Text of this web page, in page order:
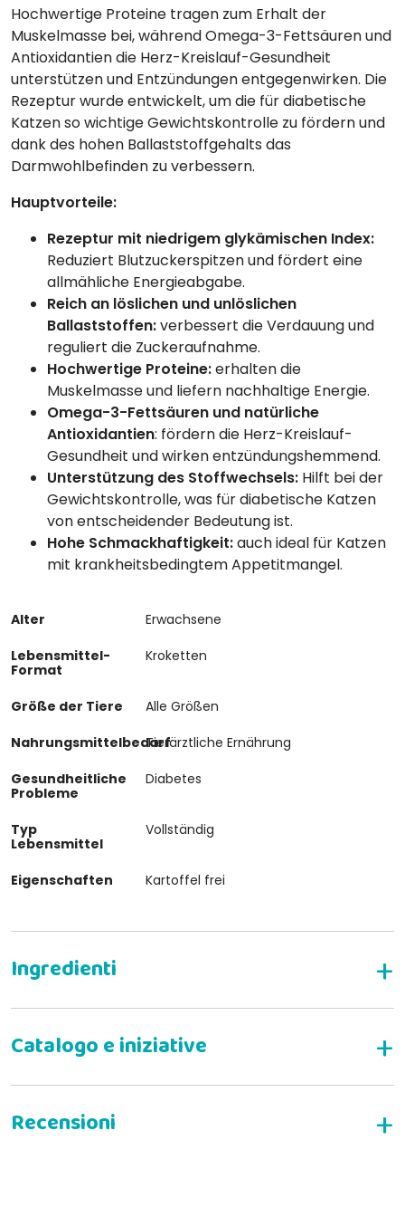
Hochwertige Proteine tragen zum Erhalt der
Muskelmasse bei, während Omega-3-Fettsäuren und
Antioxidantien die Herz-Kreislauf-Gesundheit
unterstützen und Entzündungen entgegenwirken. Die
Rezeptur wurde entwickelt, um die für diabetische
Katzen so wichtige Gewichtskontrolle zu fördern und
dank des hohen Ballaststoffgehalts das
Darmwohlbefinden zu verbessern.
Hauptvorteile:
Rezeptur mit niedrigem glykämischen Index:
Reduziert Blutzuckerspitzen und fördert eine
allmähliche Energieabgabe.
Reich an löslichen und unlöslichen
Ballaststoffen:verbessert die Verdauung und
reguliert die Zuckeraufnahme.
Hochwertige Proteine:erhalten die
Muskelmasse und liefern nachhaltige Energie.
Omega-3-Fettsäuren und natürliche
Antioxidantien: fördern die Herz-Kreislauf-
Gesundheit und wirken entzündungshemmend.
Unterstützung des Stoffwechsels: Hilft bei der
Gewichtskontrolle, was für diabetische Katzen
von entscheidender Bedeutung ist.
Hohe Schmackhaftigkeit:auch ideal für Katzen
mit krankheitsbedingtem Appetitmangel.
Alter
Erwachsene
Lebensmittel-
Format
Kroketten
Größe der Tiere
Alle Größen
NahrungsmittelbedarfTierärztliche Ernährung
Gesundheitliche
Probleme
Diabetes
Typ
Lebensmittel
Vollständig
Eigenschaften Kartoffel frei
LIFE DIABETIC FÜR KATZEN
LIFE DIABETIC FÜR KATZEN